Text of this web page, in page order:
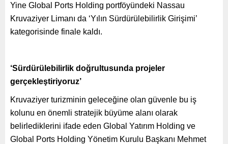
Yine Global Ports Holding portföyündeki Nassau
Kruvaziyer Limanı da ‘Yılın Sürdürülebilirlik Girişimi’
kategorisinde finale kaldı.
‘Sürdürülebilirlik doğrultusunda projeler
gerçekleştiriyoruz’
Kruvaziyer turizminin geleceğine olan güvenle bu iş
kolunu en önemli stratejik büyüme alanı olarak
belirlediklerini ifade eden Global Yatırım Holding ve
Global Ports Holding Yönetim Kurulu Başkanı Mehmet